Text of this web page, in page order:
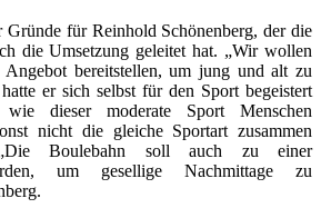
Gründe für Reinhold Schönenberg, der die
die Umsetzung geleitet hat. „Wir wollen
bereitstellen, um jung und alt zu
er sich selbst für den Sport begeistert
dieser moderate Sport Menschen
nicht die gleiche Sportart zusammen
Boulebahn soll auch zu einer
um gesellige Nachmittage zu